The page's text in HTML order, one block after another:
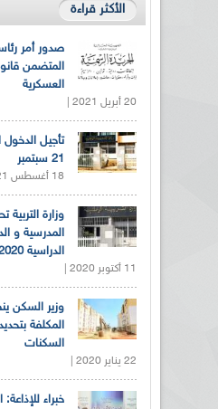
الأكثر قراءة
صدور أمر
المتضمن
العسكرية
20 أبريل 2021 |
تأجيل
21 سبتمبر
18 أغسطس 2021 |
وزارة التربية
المدرسية و
الدراسية 2020-2021
11 أكتوبر 2020 |
وزير السكن
المكلفة
السكنات
22 يناير 2020 |
خبراء للإذاعة: